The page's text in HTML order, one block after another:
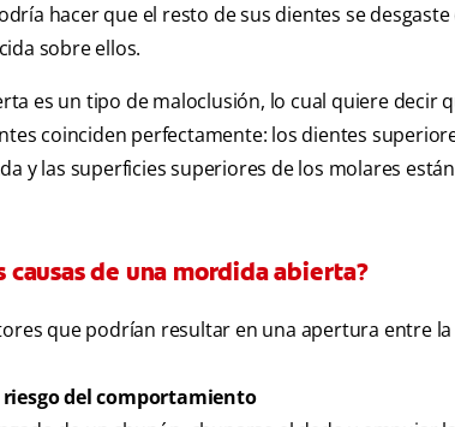
hacer que el resto de sus dientes se
sobre ellos.
es un tipo de maloclusión, lo cual quiere decir
coinciden perfectamente: los dientes
y las superficies superiores de los molares
causas de una mordida abierta?
que podrían resultar en una apertura entre
riesgo del comportamiento